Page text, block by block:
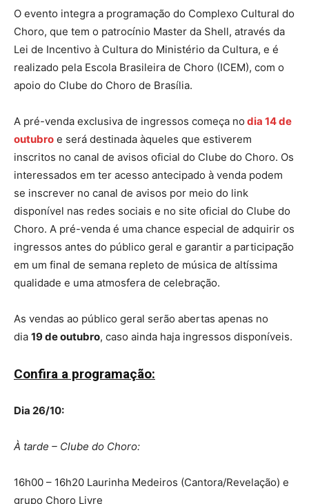
O evento integra a programação do Complexo Cultural do
Choro, que tem o patrocínio Master da Shell, através da
Lei de Incentivo à Cultura do Ministério da Cultura, e é
realizado pela Escola Brasileira de Choro (ICEM), com o
apoio do Clube do Choro de Brasília.
A pré-venda exclusiva de ingressos começa no dia 14 de
outubro e será destinada àqueles que estiverem
inscritos no canal de avisos oficial do Clube do Choro. Os
interessados em ter acesso antecipado à venda podem
se inscrever no canal de avisos por meio do link
disponível nas redes sociais e no site oficial do Clube do
Choro. A pré-venda é uma chance especial de adquirir os
ingressos antes do público geral e garantir a participação
em um final de semana repleto de música de altíssima
qualidade e uma atmosfera de celebração.
As vendas ao público geral serão abertas apenas no
dia 19 de outubro, caso ainda haja ingressos disponíveis.
Confira a programação:
Dia 26/10:
À tarde – Clube do Choro:
16h00 – 16h20 Laurinha Medeiros (Cantora/Revelação) e
grupo Choro Livre